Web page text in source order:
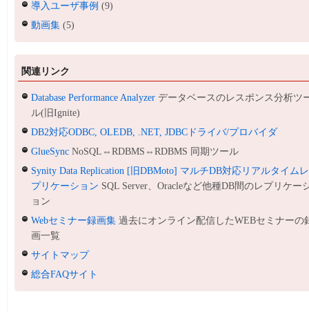
導入ユーザ事例 (9)
動画集 (5)
関連リンク
Database Performance Analyzer データベースのレスポンス分析ツ
ル(旧Ignite)
DB2対応ODBC, OLEDB, .NET, JDBCドライバ/プロバイダ
GlueSync NoSQL⇔RDBMS⇔RDBMS 同期ツール
Synity Data Replication [旧DBMoto] マルチDB対応リアルタイムレ
プリケーション SQL Server、Oracleなど他種DB間のレプリケー
ョン
Webセミナー録画集 過去にオンライン配信したWEBセミナーの
画一覧
サイトマップ
総合FAQサイト